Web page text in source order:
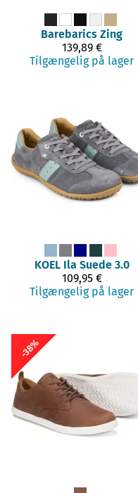
Barebarics Zing
139,89 €
Tilgængelig på lager
KOEL Ila Suede 3.0
109,95 €
Tilgængelig på lager
-38%